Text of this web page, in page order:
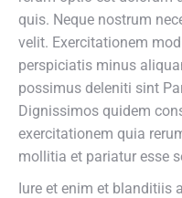
quis. Neque nostrum
velit. Exercitationem
perspiciatis minus
possimus deleniti sint
Dignissimos quidem
exercitationem quia
mollitia et pariatur esse
Iure et enim et blanditiis